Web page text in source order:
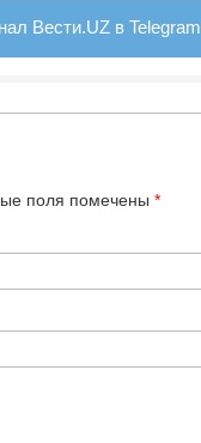
Вести.UZ в Telegram
поля помечены *